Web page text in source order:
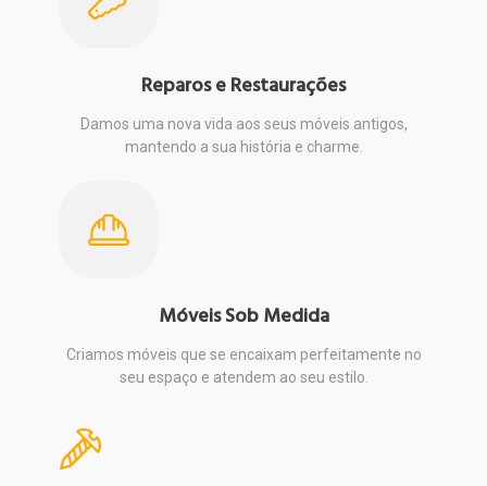
Reparos e Restaurações
Damos uma nova vida aos seus móveis antigos,
mantendo a sua história e charme.
Móveis Sob Medida
Criamos móveis que se encaixam perfeitamente no
seu espaço e atendem ao seu estilo.